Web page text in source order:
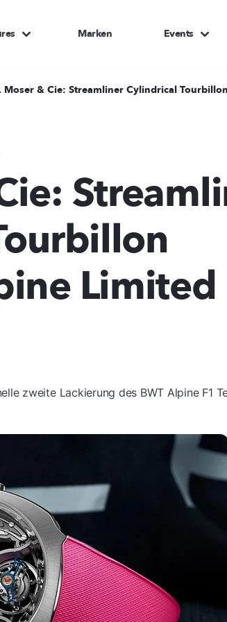
Marken Events
Moser & Cie: Streamliner Cylindrical
Limited
zweite Lackierung des BWT Alpine F1